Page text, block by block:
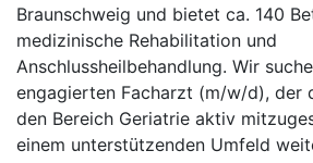
Braunschweig und bietet ca. 140
medizinische Rehabilitation und
Anschlussheilbehandlung. Wir
engagierten Facharzt (m/w/d), der
den Bereich Geriatrie aktiv
einem unterstützenden Umfeld